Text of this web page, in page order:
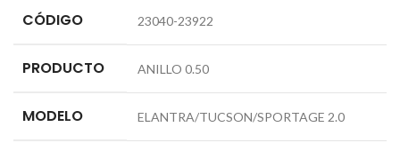
CÓDIGO 23040-23922
PRODUCTO ANILLO 0.50
MODELO ELANTRA/TUCSON/SPORTAGE 2.0